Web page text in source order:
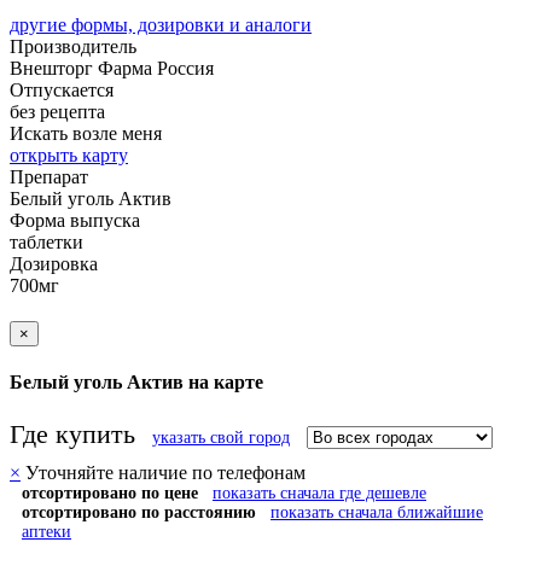
другие формы, дозировки и аналоги
Производитель
Внешторг Фарма Россия
Отпускается
без рецепта
Искать возле меня
открыть карту
Препарат
Белый уголь Актив
Форма выпуска
таблетки
Дозировка
700мг
×
Белый уголь Актив на карте
Где купить указать свой город
× Уточняйте наличие по телефонам
отсортировано по цене
показать сначала где дешевле
отсортировано по расстоянию
показать сначала ближайшие
аптеки